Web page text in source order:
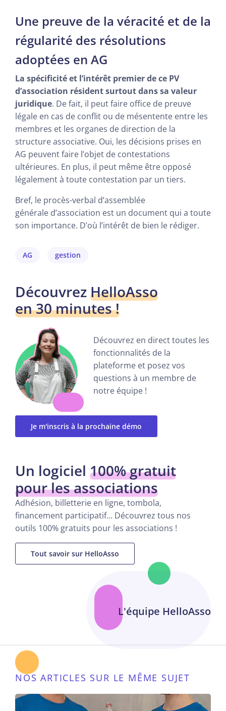
Une preuve de la véracité et de la
régularité des résolutions
adoptées en AG
La spécificité et l’intérêt premier de ce PV
d’association résident surtout dans sa valeur
juridique. De fait, il peut faire office de preuve
légale en cas de conflit ou de mésentente entre les
membres et les organes de direction de la
structure associative. Oui, les décisions prises en
AG peuvent faire l’objet de contestations
ultérieures. En plus, il peut même être opposé
légalement à toute contestation par un tiers.
Bref, le procès-verbal d’assemblée
générale d’association est un document qui a toute
son importance. D’où l’intérêt de bien le rédiger.
AG gestion
DécouvrezHelloAsso
en 30 minutes !
Découvrez en direct toutes les
fonctionnalités de la
plateforme et posez vos
questions à un membre de
notre équipe !
Je m'inscris à la prochaine démo
Un logiciel 100% gratuit
pour les associations
Adhésion, billetterie en ligne, tombola,
financement participatif... Découvrez tous nos
outils 100% gratuits pour les associations !
Tout savoir sur HelloAsso
L'équipe HelloAsso
NOS ARTICLES SUR LE MÊME SUJET